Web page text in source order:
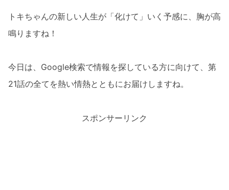
トキちゃんの新しい人生が「化けて」いく予感に、胸が高
鳴りますね！
今日は、Google検索で情報を探している方に向けて、第
21話の全てを熱い情熱とともにお届けしますね。
スポンサーリンク